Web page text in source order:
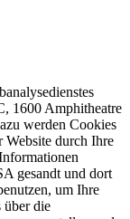
1600 Amphitheatre
werden Cookies
Website durch Ihre
gesandt und dort
um Ihre
über die